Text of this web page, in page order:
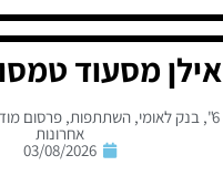
אילן מסעוד
6"
,בנק לאומי,השתתפות,פרסום
אחרונות
03/08/2026